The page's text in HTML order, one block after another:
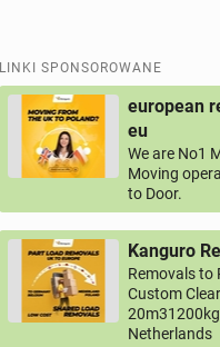
LINKI SPONSOROWANE
european
eu
We are No1
Moving
to Door.
Kanguro
Removals to
Custom
Netherlands